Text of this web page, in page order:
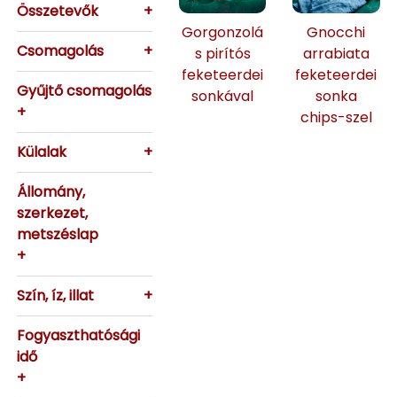
Összetevők
+
Csomagolás
+
Gyűjtő csomagolás
+
Külalak
+
Állomány,
szerkezet,
metszéslap
+
Szín, íz, illat
+
Fogyaszthatósági
idő
+
Gorgonzolá
s pirítós
feketeerdei
sonkával
Gnocchi
arrabiata
feketeerdei
sonka
chips-szel